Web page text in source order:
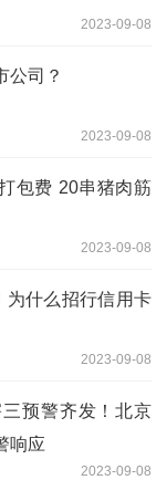
2023-09-08
公司？
2023-09-08
包费 20串猪肉筋
2023-09-08
为什么招行信用卡
2023-09-08
预警齐发！北京
响应
2023-09-08